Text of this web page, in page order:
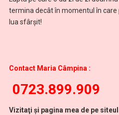
termina decât în momentul în care
lua sfârșit!
Marian
Contact Maria Câmpina :
0723.899.909
Vizitaţi şi pagina mea de pe siteul